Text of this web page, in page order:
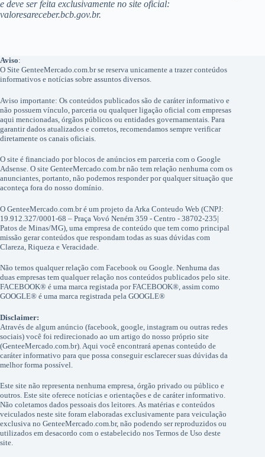
e deve ser feita exclusivamente no site oficial:
valoresareceber.bcb.gov.br.
Aviso:
O Site GenteeMercado.com.br se reserva unicamente a trazer conteúdos
informativos e notícias sobre assuntos diversos.
Aviso importante: Os conteúdos publicados são de caráter informativo e
não possuem vínculo, parceria ou qualquer ligação oficial com empresas
aqui mencionadas, órgãos públicos ou entidades governamentais. Para
garantir dados atualizados e corretos, recomendamos sempre verificar
diretamente os canais oficiais.
O site é financiado por blocos de anúncios em parceria com o Google
Adsense. O site GenteeMercado.com.br não tem relação nenhuma com os
anunciantes, portanto, não podemos responder por qualquer situação que
aconteça fora do nosso domínio.
O GenteeMercado.com.br é um projeto da Arka Conteudo Web (CNPJ:
19.912.327/0001-68 – Praça Vovó Neném 359 - Centro - 38702-235|
Patos de Minas/MG), uma empresa de conteúdo que tem como principal
missão gerar conteúdos que respondam todas as suas dúvidas com
Clareza, Riqueza e Veracidade.
Não temos qualquer relação com Facebook ou Google. Nenhuma das
duas empresas tem qualquer relação nos conteúdos publicados pelo site.
FACEBOOK® é uma marca registada por FACEBOOK®, assim como
GOOGLE® é uma marca registrada pela GOOGLE®
Disclaimer:
Através de algum anúncio (facebook, google, instagram ou outras redes
sociais) você foi redirecionado ao um artigo do nosso próprio site
(GenteeMercado.com.br). Aqui você encontrará apenas conteúdo de
caráter informativo para que possa conseguir esclarecer suas dúvidas da
melhor forma possível.
Este site não representa nenhuma empresa, órgão privado ou público e
outros. Este site oferece notícias e orientações e de caráter informativo.
Não coletamos dados pessoais dos leitores. As matérias e conteúdos
veiculados neste site foram elaboradas exclusivamente para veiculação
exclusiva no GenteeMercado.com.br, não podendo ser reproduzidos ou
utilizados em desacordo com o estabelecido nos Termos de Uso deste
site.